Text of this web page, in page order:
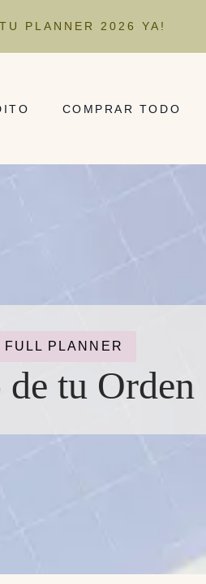
PLANNER 2026 YA!
COMPRAR TODO
FULL PLANNER
de tu Orden